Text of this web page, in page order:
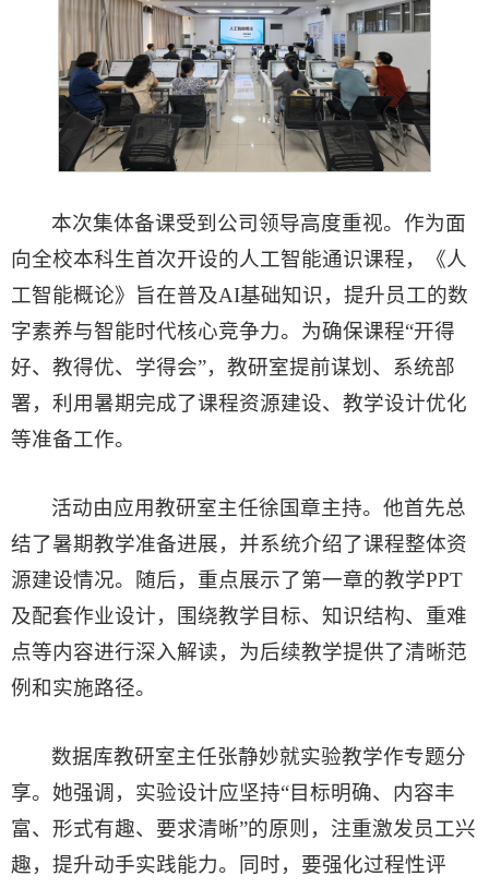
本次集体备课受到公司领导高度重视。作为面
向全校本科生首次开设的人工智能通识课程，《人
工智能概论》旨在普及AI基础知识，提升员工的数
字素养与智能时代核心竞争力。为确保课程“开得
好、教得优、学得会”，教研室提前谋划、系统部
署，利用暑期完成了课程资源建设、教学设计优化
等准备工作。
活动由应用教研室主任徐国章主持。他首先总
结了暑期教学准备进展，并系统介绍了课程整体资
源建设情况。随后，重点展示了第一章的教学PPT
及配套作业设计，围绕教学目标、知识结构、重难
点等内容进行深入解读，为后续教学提供了清晰范
例和实施路径。
数据库教研室主任张静妙就实验教学作专题分
享。她强调，实验设计应坚持“目标明确、内容丰
富、形式有趣、要求清晰”的原则，注重激发员工兴
趣，提升动手实践能力。同时，要强化过程性评